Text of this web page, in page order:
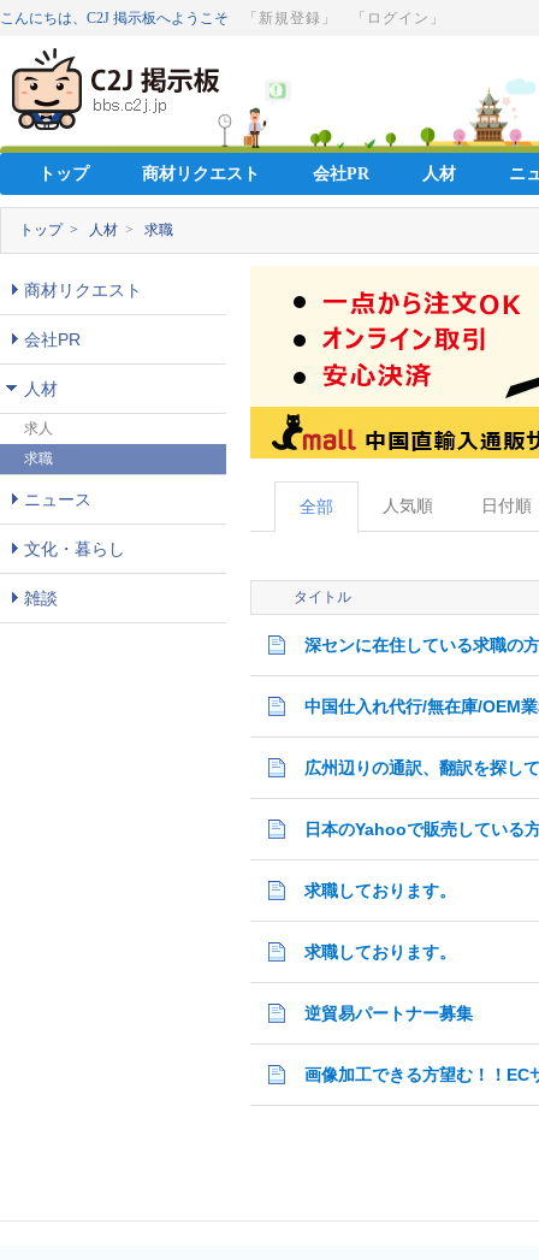
こんにちは、C2J 掲示板へようこそ 「新規登録」 「ログイン」
トップ 商材リクエスト 会社PR 人材 ニ
トップ > 人材 > 求職
商材リクエスト
会社PR
人材
求人
求職
ニュース
文化・暮らし
雑談
全部 人気順 日付順
タイトル
深センに在住している求職の
中国仕入れ代行/無在庫/OEM
広州辺りの通訳、翻訳を探し
日本のYahooで販売している
求職しております。
求職しております。
逆貿易パートナー募集
画像加工できる方望む！！EC